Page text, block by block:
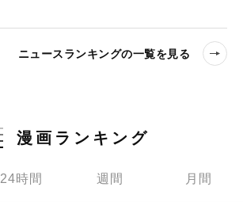
ニュースランキングの一覧を見る
漫画ランキング
24時間 週間 月間